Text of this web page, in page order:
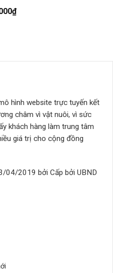
845.000₫
₫Khoảng
2.368.000₫
hình website trực tuyến kết
châm vì vật nuôi, vì sức
khách hàng làm trung tâm
giá trị cho cộng đồng
04/2019 bởi Cấp bởi UBND